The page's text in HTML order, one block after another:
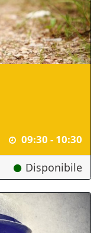
09:30 - 10:30
Disponibile